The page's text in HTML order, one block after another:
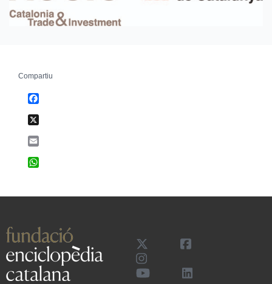
Compartiu